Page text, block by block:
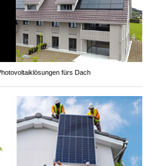
fürs Dach